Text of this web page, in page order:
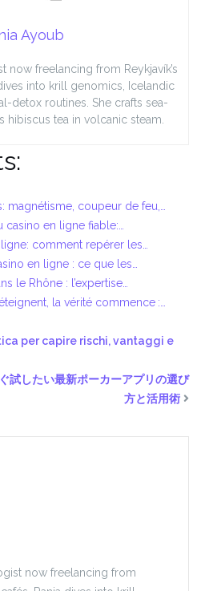
Ayoub
now freelancing from Reykjavík’s
into krill genomics, Icelandic
detox routines. She crafts sea-
hibiscus tea in volcanic steam.
magnétisme, coupeur de feu,…
casino en ligne fiable:…
comment repérer les…
en ligne : ce que les…
le Rhône : l’expertise…
la vérité commence :…
per capire rischi, vantaggi e
試したい最新ポーカーアプリの選び
方と活用術
now freelancing from